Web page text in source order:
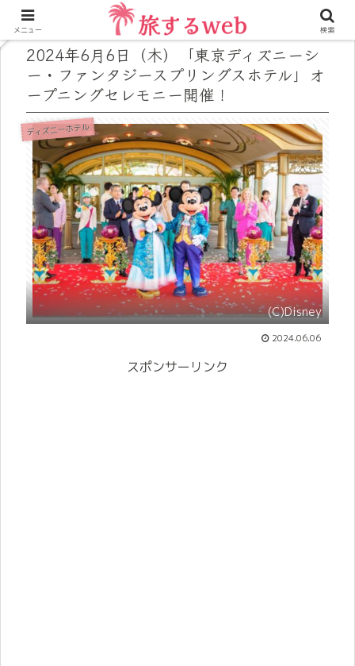
2024年6月6日（木）「東京ディズニーシ
ー・ファンタジースプリングスホテル」オ
ープニングセレモニー開催！
ディズニーホテル
(C)Disney
2024.06.06
スポンサーリンク
メニュー 検索